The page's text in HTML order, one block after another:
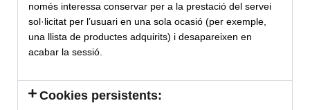
només interessa conservar per a la prestació del servei
sol·licitat per l’usuari en una sola ocasió (per exemple,
una llista de productes adquirits) i desapareixen en
acabar la sessió.
Cookies persistents: